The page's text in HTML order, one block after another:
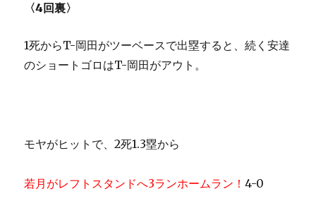
〈4回裏〉
1死からT-岡田がツーベースで出塁すると、続く安達
のショートゴロはT-岡田がアウト。
モヤがヒットで、2死1.3塁から
若月がレフトスタンドへ3ランホームラン！4-0